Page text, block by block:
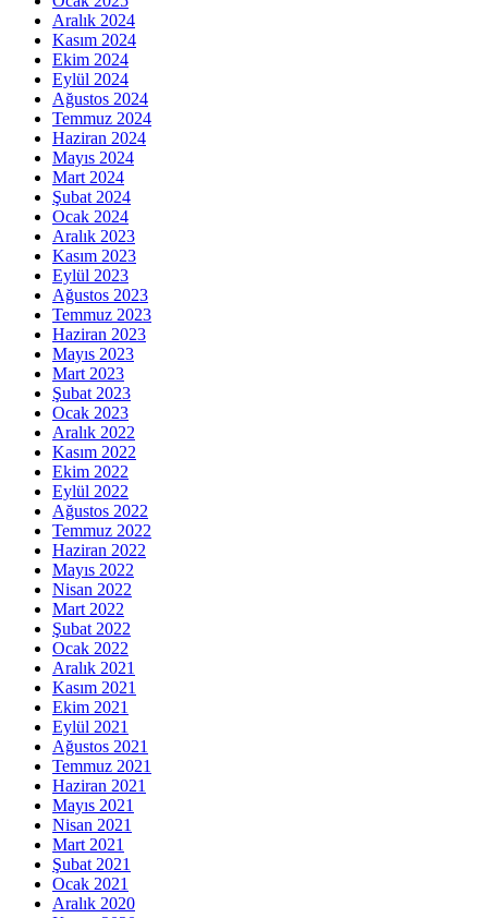
Aralık 2024
Kasım 2024
Ekim 2024
Eylül 2024
Ağustos 2024
Temmuz 2024
Haziran 2024
Mayıs 2024
Mart 2024
Şubat 2024
Ocak 2024
Aralık 2023
Kasım 2023
Eylül 2023
Ağustos 2023
Temmuz 2023
Haziran 2023
Mayıs 2023
Mart 2023
Şubat 2023
Ocak 2023
Aralık 2022
Kasım 2022
Ekim 2022
Eylül 2022
Ağustos 2022
Temmuz 2022
Haziran 2022
Mayıs 2022
Nisan 2022
Mart 2022
Şubat 2022
Ocak 2022
Aralık 2021
Kasım 2021
Ekim 2021
Eylül 2021
Ağustos 2021
Temmuz 2021
Haziran 2021
Mayıs 2021
Nisan 2021
Mart 2021
Şubat 2021
Ocak 2021
Aralık 2020